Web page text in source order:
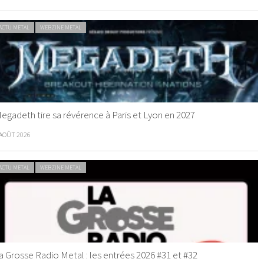
METAL WEBZINE METAL
tire sa révérence à Paris et Lyon en 2027
2026
METAL WEBZINE METAL
Grosse Radio Metal : les entrées 2026 #31 et #32